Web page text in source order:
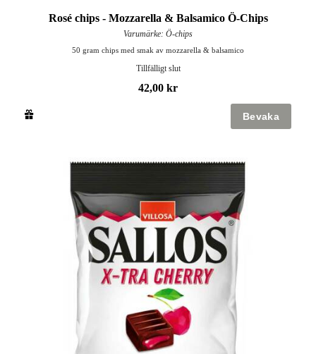
Rosé chips - Mozzarella & Balsamico Ö-Chips
Varumärke: Ö-chips
50 gram chips med smak av mozzarella & balsamico
Tillfälligt slut
42,00 kr